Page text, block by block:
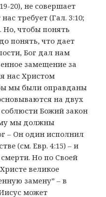
20), не совершает
требует (Гал. 3:10;
Но, чтобы понять
понять, что дает
Бог дал нам
замещение за
нас Христом
мы были оправданы
на двух
Божий закон
мы должны
– Он один исполнил
(см. Евр. 4:15) – и
Но по Своей
великое
замену” – в
может